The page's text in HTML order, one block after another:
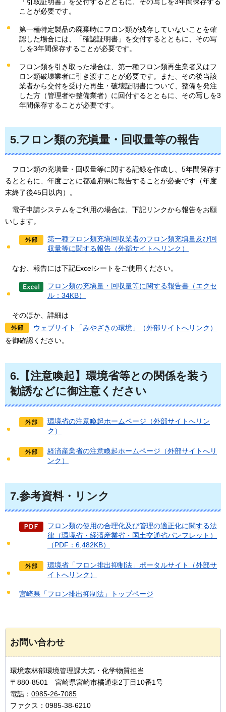
ことが必要です。
第一種特定製品の廃棄時にフロン類が残存していないことを確
認した場合には、「確認証明書」を交付するとともに、その写
しを3年間保存することが必要です。
フロン類を引き取った場合は、第一種フロン類再生業者又はフ
ロン類破壊業者に引き渡すことが必要です。また、その後当該
業者から交付を受けた再生・破壊証明書について、整備を発注
した方（管理者や整備業者）に回付するとともに、その写しを3
年間保存することが必要です。
5.フロン類の充塡量・回収量等の報告
フロン類の充塡量・回収量等に関する記録を作成し、 5年間保存す
るとともに、年度ごとに都道府県に報告することが必要です（年度
末終了後45日以内）。
電子申請システムをご利用の場合は、下記リンクから報告をお願
いします。
第一種フロン類充塡回収業者のフロン類充填量及び回
収量等に関する報告（外部サイトへリンク）
なお、報告には下記Excelシートをご使用ください。
フロン類の充塡量・回収量等に関する報告書（エクセ
ル：34KB）
そのほか、 詳細は
ウェブサイト「みやざきの環境」（外部サイトへリンク）
を御確認ください。
6.【注意喚起】環境省等との関係を装う
勧誘などに御注意ください
環境省の注意喚起ホームページ（外部サイトへリン
ク）
経済産業省の注意喚起ホームページ（外部サイトへリ
ンク）
7.参考資料・リンク
フロン類の使用の合理化及び管理の適正化に関する法
律（環境省・経済産業省・国土交通省パンフレット）
（PDF：6,482KB）
環境省「フロン排出抑制法」ポータルサイト（外部サ
イトへリンク）
宮崎県「フロン排出抑制法」トップページ
お問い合わせ
環境森林部環境管理課大気・化学物質担当
〒880-8501 宮崎県宮崎市橘通東2丁目10番1号
電話： 0985-26-7085
ファクス：0985-38-6210